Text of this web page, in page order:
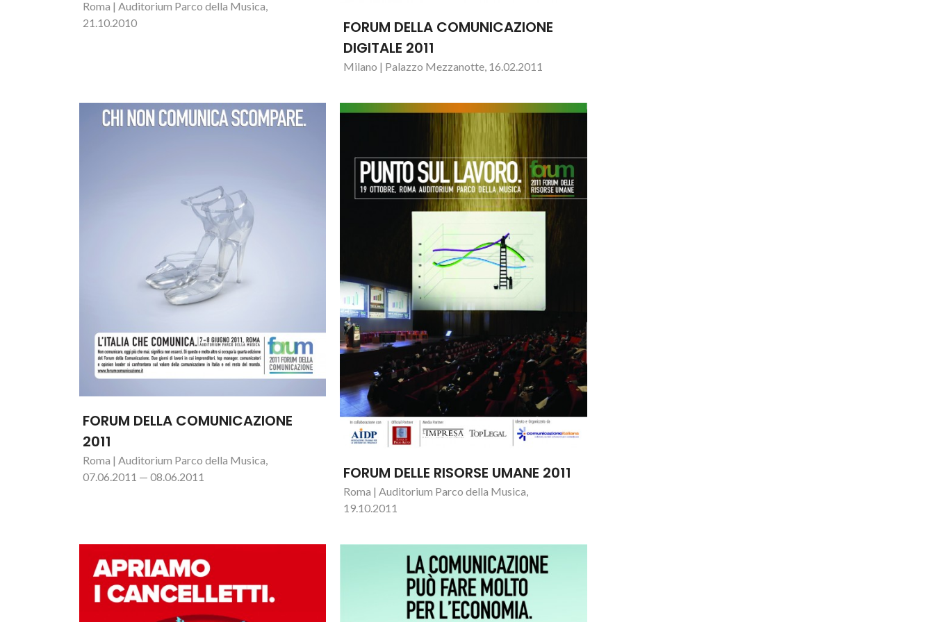
Roma | Auditorium Parco della Musica,
21.10.2010
FORUM DELLA COMUNICAZIONE
DIGITALE 2011
Milano | Palazzo Mezzanotte, 16.02.2011
FORUM DELLA COMUNICAZIONE
2011
Roma | Auditorium Parco della Musica,
07.06.2011 — 08.06.2011
FORUM DELLE RISORSE UMANE 2011
Roma | Auditorium Parco della Musica,
19.10.2011